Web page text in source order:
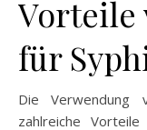
Vorteile
für
Die Verwendung
zahlreiche